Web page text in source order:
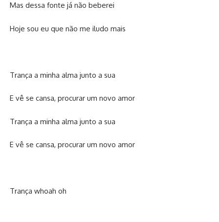
Mas dessa fonte já não beberei
Hoje sou eu que não me iludo mais
Trança a minha alma junto a sua
E vê se cansa, procurar um novo amor
Trança a minha alma junto a sua
E vê se cansa, procurar um novo amor
Trança whoah oh